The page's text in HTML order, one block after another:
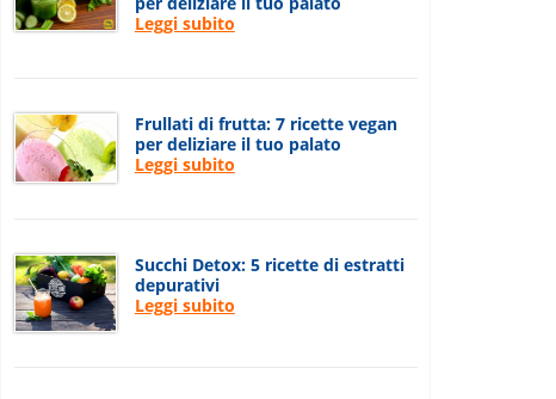
Leggi subito
Frullati di frutta: 7 ricette vegan
per deliziare il tuo palato
Leggi subito
Succhi Detox: 5 ricette di estratti
depurativi
Leggi subito